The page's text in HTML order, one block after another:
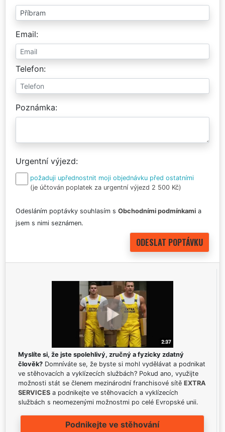
Email
Telefon
Poznámka
Urgentní výjezd
požaduji upřednostnit moji objednávku před ostatními
(je účtován poplatek za urgentní výjezd 2 500 Kč)
Odesláním poptávky souhlasím s Obchodními podmínkami a
jsem s nimi seznámen.
Myslíte si, že jste spolehlivý, zručný a fyzicky zdatný
člověk? Domníváte se, že byste si mohl vydělávat a podnikat
ve stěhovacích a vyklízecích službách? Pokud ano, využijte
možnosti stát se členem mezinárodní franchisové sítě EXTRA
SERVICES a podnikejte ve stěhovacích a vyklízecích
službách s neomezenými možnostmi po celé Evropské unii.
Podnikejte ve stěhování